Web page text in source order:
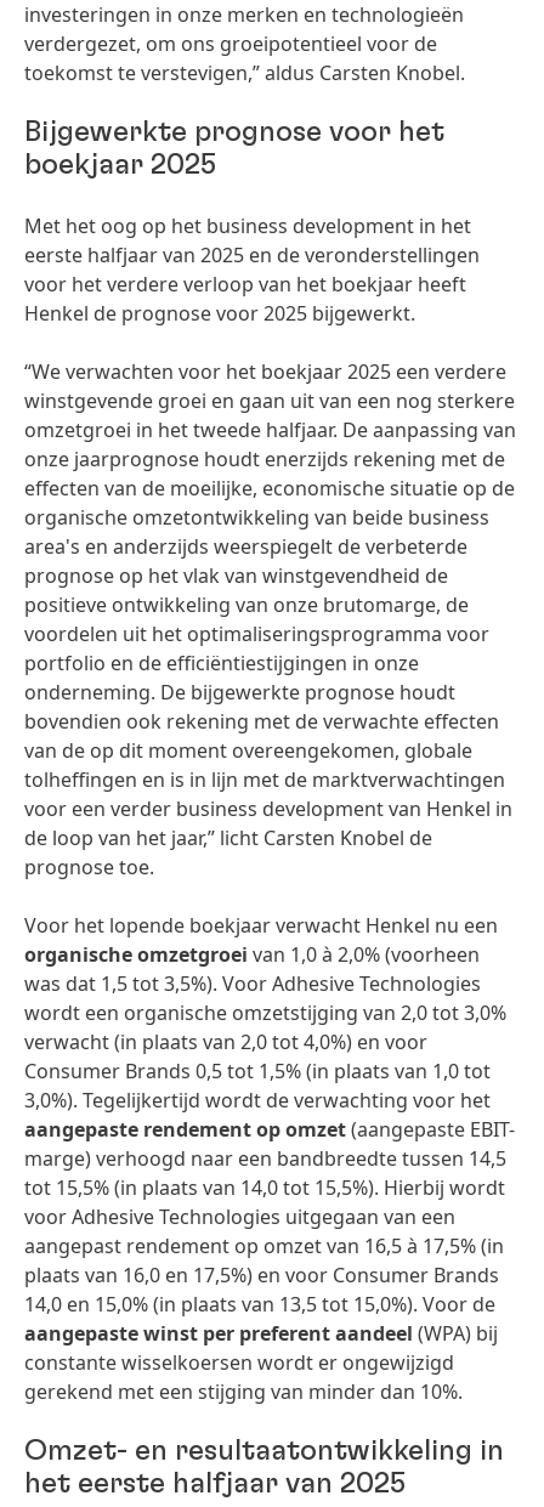
investeringen in onze merken en technologieën
verdergezet, om ons groeipotentieel voor de
toekomst te verstevigen,” aldus Carsten Knobel.
Bijgewerkte prognose voor het
boekjaar 2025
Met het oog op het business development in het
eerste halfjaar van 2025 en de veronderstellingen
voor het verdere verloop van het boekjaar heeft
Henkel de prognose voor 2025 bijgewerkt.
“We verwachten voor het boekjaar 2025 een verdere
winstgevende groei en gaan uit van een nog sterkere
omzetgroei in het tweede halfjaar. De aanpassing van
onze jaarprognose houdt enerzijds rekening met de
effecten van de moeilijke, economische situatie op de
organische omzetontwikkeling van beide business
area's en anderzijds weerspiegelt de verbeterde
prognose op het vlak van winstgevendheid de
positieve ontwikkeling van onze brutomarge, de
voordelen uit het optimaliseringsprogramma voor
portfolio en de efficiëntiestijgingen in onze
onderneming. De bijgewerkte prognose houdt
bovendien ook rekening met de verwachte effecten
van de op dit moment overeengekomen, globale
tolheffingen en is in lijn met de marktverwachtingen
voor een verder business development van Henkel in
de loop van het jaar,” licht Carsten Knobel de
prognose toe.
Voor het lopende boekjaar verwacht Henkel nu een
organische omzetgroei van 1,0 à 2,0% (voorheen
was dat 1,5 tot 3,5%). Voor Adhesive Technologies
wordt een organische omzetstijging van 2,0 tot 3,0%
verwacht (in plaats van 2,0 tot 4,0%) en voor
Consumer Brands 0,5 tot 1,5% (in plaats van 1,0 tot
3,0%). Tegelijkertijd wordt de verwachting voor het
aangepaste rendement op omzet(aangepaste EBIT-
marge) verhoogd naar een bandbreedte tussen 14,5
tot 15,5% (in plaats van 14,0 tot 15,5%). Hierbij wordt
voor Adhesive Technologies uitgegaan van een
aangepast rendement op omzet van 16,5 à 17,5% (in
plaats van 16,0 en 17,5%) en voor Consumer Brands
14,0 en 15,0% (in plaats van 13,5 tot 15,0%). Voor de
aangepaste winst per preferent aandeel (WPA) bij
constante wisselkoersen wordt er ongewijzigd
gerekend met een stijging van minder dan 10%.
Omzet- en resultaatontwikkeling in
het eerste halfjaar van 2025